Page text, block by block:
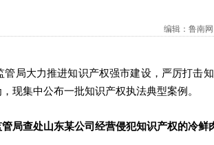
编辑：鲁南
大力推进知识产权强市建设，严厉打击知
现集中公布一批知识产权执法典型案例。
查处山东某公司经营侵犯知识产权的冷鲜